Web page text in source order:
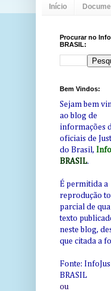
Início
Procurar no
BRASIL:
Bem Vindos:
Sejam bem
ao blog de
informações
oficiais de
do Brasil,
BRASIL.
É permitida a
reprodução
parcial de
texto
neste blog,
que citada a
Fonte: InfoJus
BRASIL
ou